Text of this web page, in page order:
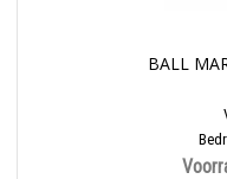
BALL